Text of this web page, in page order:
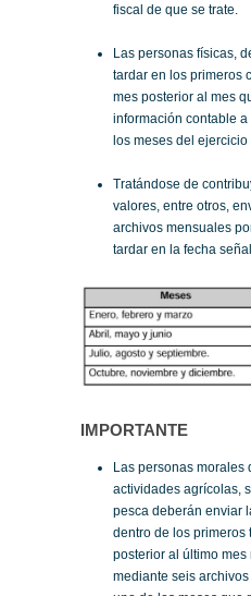
fiscal de que se trate.
Las personas físicas,
tardar en los primeros
mes posterior al mes
información contable
los meses del
Tratándose de
valores, entre otros,
archivos mensuales
tardar en la fecha
IMPORTANTE
Las personas morales
actividades agrícolas,
pesca deberán enviar
dentro de los primeros
posterior al último
mediante seis